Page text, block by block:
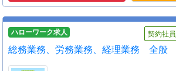
ハローワーク求人 契約社員
総務業務、労務業務、経理業務 全般